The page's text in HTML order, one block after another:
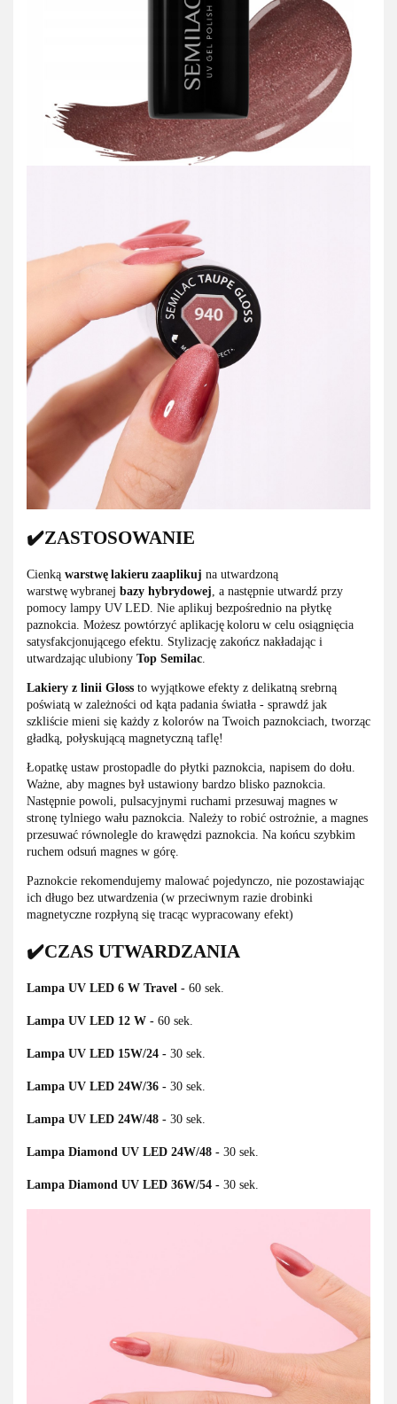
✔️ZASTOSOWANIE
Cienką warstwę lakieru zaaplikuj na utwardzoną
warstwę wybranej bazy hybrydowej, a następnie utwardź przy
pomocy lampy UV LED. Nie aplikuj bezpośrednio na płytkę
paznokcia. Możesz powtórzyć aplikację koloru w celu osiągnięcia
satysfakcjonującego efektu. Stylizację zakończ nakładając i
utwardzając ulubiony Top Semilac.
Lakiery z linii Gloss to wyjątkowe efekty z delikatną srebrną
poświatą w zależności od kąta padania światła - sprawdź jak
szkliście mieni się każdy z kolorów na Twoich paznokciach, tworząc
gładką, połyskującą magnetyczną taflę!
Łopatkę ustaw prostopadle do płytki paznokcia, napisem do dołu.
Ważne, aby magnes był ustawiony bardzo blisko paznokcia.
Następnie powoli, pulsacyjnymi ruchami przesuwaj magnes w
stronę tylniego wału paznokcia. Należy to robić ostrożnie, a magnes
przesuwać równolegle do krawędzi paznokcia. Na końcu szybkim
ruchem odsuń magnes w górę.
Paznokcie rekomendujemy malować pojedynczo, nie pozostawiając
ich długo bez utwardzenia (w przeciwnym razie drobinki
magnetyczne rozpłyną się tracąc wypracowany efekt)
✔️CZAS UTWARDZANIA
Lampa UV LED 6 W Travel - 60 sek.
Lampa UV LED 12 W - 60 sek.
Lampa UV LED 15W/24 - 30 sek.
Lampa UV LED 24W/36 - 30 sek.
Lampa UV LED 24W/48 - 30 sek.
Lampa Diamond UV LED 24W/48 - 30 sek.
Lampa Diamond UV LED 36W/54 - 30 sek.